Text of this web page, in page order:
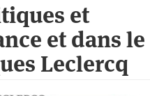
et
et dans le
Leclercq